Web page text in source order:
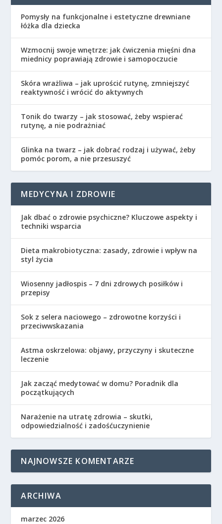
Pomysły na funkcjonalne i estetyczne drewniane
łóżka dla dziecka
Wzmocnij swoje wnętrze: jak ćwiczenia mięśni dna
miednicy poprawiają zdrowie i samopoczucie
Skóra wrażliwa – jak uprościć rutynę, zmniejszyć
reaktywność i wrócić do aktywnych
Tonik do twarzy – jak stosować, żeby wspierać
rutynę, a nie podrażniać
Glinka na twarz – jak dobrać rodzaj i używać, żeby
pomóc porom, a nie przesuszyć
MEDYCYNA I ZDROWIE
Jak dbać o zdrowie psychiczne? Kluczowe aspekty i
techniki wsparcia
Dieta makrobiotyczna: zasady, zdrowie i wpływ na
styl życia
Wiosenny jadłospis – 7 dni zdrowych posiłków i
przepisy
Sok z selera naciowego – zdrowotne korzyści i
przeciwwskazania
Astma oskrzelowa: objawy, przyczyny i skuteczne
leczenie
Jak zacząć medytować w domu? Poradnik dla
początkujących
Narażenie na utratę zdrowia – skutki,
odpowiedzialność i zadośćuczynienie
NAJNOWSZE KOMENTARZE
ARCHIWA
marzec 2026